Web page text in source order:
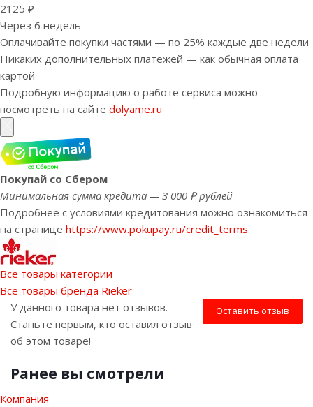
2125 ₽
Через 6 недель
Оплачивайте покупки частями — по 25% каждые две недели
Никаких дополнительных платежей — как обычная оплата
картой
Подробную информацию о работе сервиса можно
посмотреть на сайте dolyame.ru
Покупай со Сбером
Минимальная сумма кредита — 3 000 ₽ рублей
Подробнее с условиями кредитования можно ознакомиться
на странице https://www.pokupay.ru/credit_terms
Все товары категории
Все товары бренда Rieker
Оставить отзыв
У данного товара нет отзывов.
Станьте первым, кто оставил отзыв
об этом товаре!
Ранее вы смотрели
Компания